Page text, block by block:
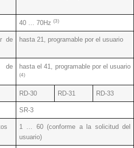
40 … 70Hz (3)
de
hasta 21, programable por el usuario
hasta el 41, programable por el usuario
(4)
RD-30 RD-31 RD-33
SR-3
1 … 60 (conforme a la solicitud del
usuario)